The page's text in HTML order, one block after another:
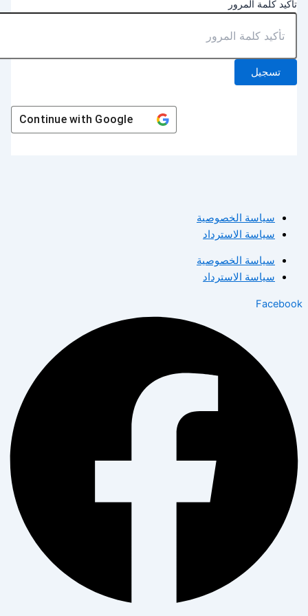
كلمة المرور
تسجيل
Continue withGoogle
سياسة الخصوصية
سياسة الاسترداد
سياسة الخصوصية
سياسة الاسترداد